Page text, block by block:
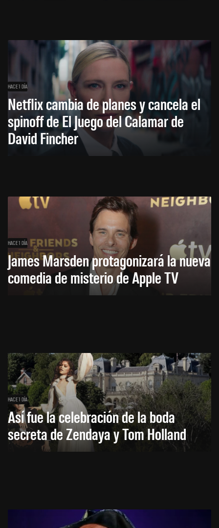
HACE 1 DÍA
Netflix cambia de planes y cancela el
spinoff de El Juego del Calamar de
David Fincher
HACE 1 DÍA
James Marsden protagonizará la nueva
comedia de misterio de Apple TV
HACE 1 DÍA
Así fue la celebración de la boda
secreta de Zendaya y Tom Holland